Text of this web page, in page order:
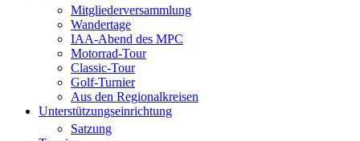
Mitgliederversammlung
Wandertage
IAA-Abend des MPC
Motorrad-Tour
Classic-Tour
Golf-Turnier
Aus den Regionalkreisen
Unterstützungseinrichtung
Satzung